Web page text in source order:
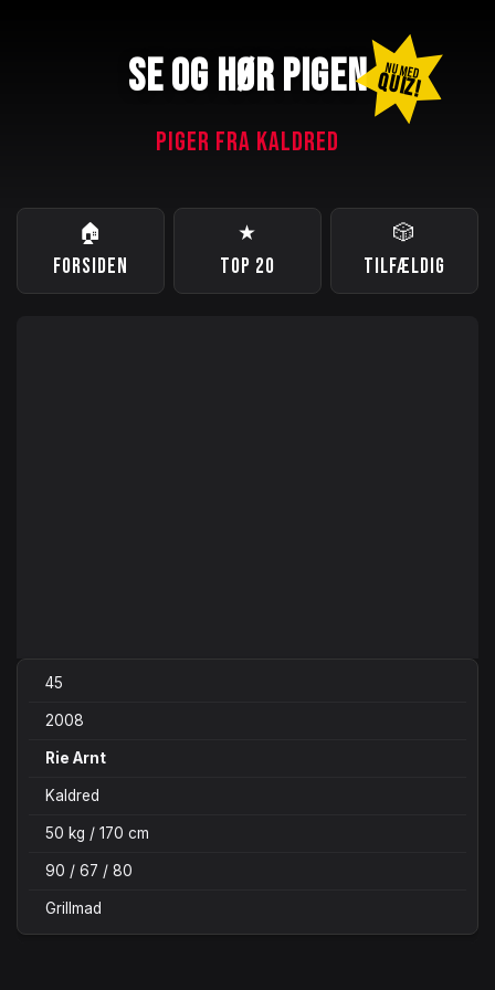
SE OG HØR PIGEN NU MED
QUIZ!
PIGER FRA KALDRED
🏠
FORSIDEN
★
TOP 20
🎲
TILFÆLDIG
45
2008
Rie Arnt
Kaldred
50 kg / 170 cm
90 / 67 / 80
Grillmad